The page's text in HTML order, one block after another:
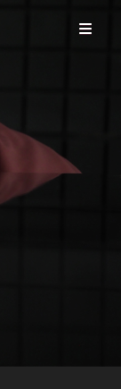
web sitesi